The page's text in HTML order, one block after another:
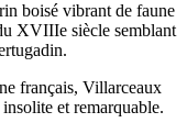
boisé vibrant de faune
XVIIIe siècle semblant
français, Villarceaux
et remarquable.